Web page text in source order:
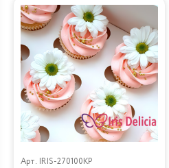
Арт. IRIS-270100KP